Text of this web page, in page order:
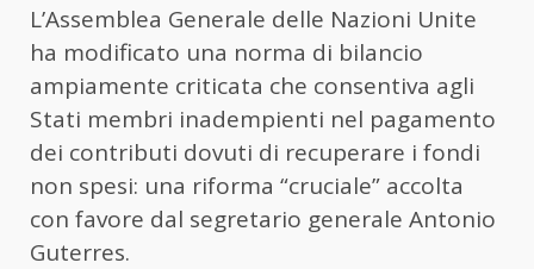
L’Assemblea Generale delle Nazioni Unite
ha modificato una norma di bilancio
ampiamente criticata che consentiva agli
Stati membri inadempienti nel pagamento
dei contributi dovuti di recuperare i fondi
non spesi: una riforma “cruciale” accolta
con favore dal segretario generale Antonio
Guterres.